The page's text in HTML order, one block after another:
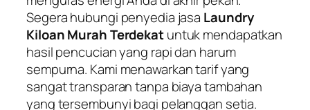
Segera hubungi penyedia jasa Laundry
Kiloan Murah Terdekatuntuk mendapatkan
hasil pencucian yang rapi dan harum
sempurna. Kami menawarkan tarif yang
sangat transparan tanpa biaya tambahan
yang tersembunyi bagi pelanggan setia.